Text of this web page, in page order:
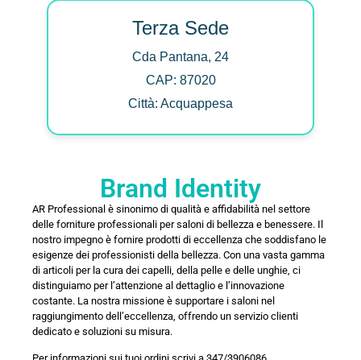
Terza Sede
Cda Pantana, 24
CAP: 87020
Città: Acquappesa
Brand Identity
AR Professional è sinonimo di qualità e affidabilità nel settore
delle forniture professionali per saloni di bellezza e benessere. Il
nostro impegno è fornire prodotti di eccellenza che soddisfano le
esigenze dei professionisti della bellezza. Con una vasta gamma
di articoli per la cura dei capelli, della pelle e delle unghie, ci
distinguiamo per l’attenzione al dettaglio e l’innovazione
costante. La nostra missione è supportare i saloni nel
raggiungimento dell’eccellenza, offrendo un servizio clienti
dedicato e soluzioni su misura.